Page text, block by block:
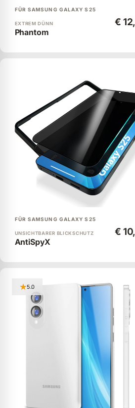
FÜR SAMSUNG GALAXY S25
EXTREM DÜNN
Phantom
€
FÜR SAMSUNG GALAXY S25
UNSICHTBARER BLICKSCHUTZ
AntiSpyX
€
5.0